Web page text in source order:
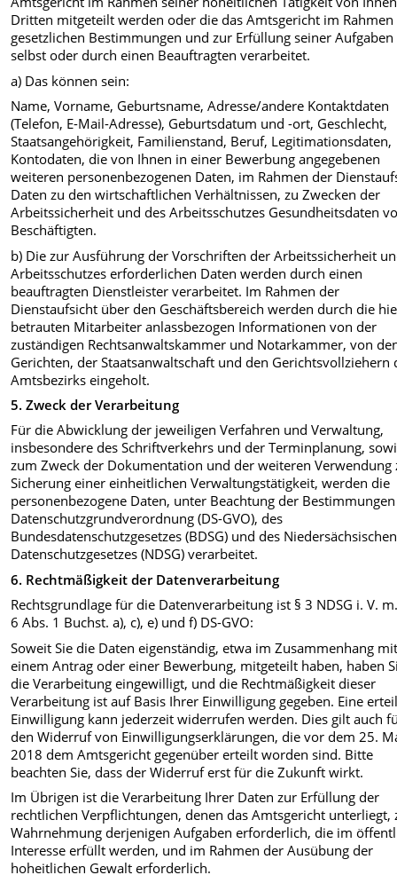
Dritten mitgeteilt werden oder die das Amtsgericht im
gesetzlichen Bestimmungen und zur Erfüllung seiner Aufgaben
selbst oder durch einen Beauftragten verarbeitet.
a) Das können sein:
Name, Vorname, Geburtsname, Adresse/andere Kontaktdaten
(Telefon, E-Mail-Adresse), Geburtsdatum und -ort‚ Geschlecht,
Staatsangehörigkeit, Familienstand, Beruf, Legitimationsdaten,
Kontodaten, die von Ihnen in einer Bewerbung angegebenen
weiteren personenbezogenen Daten, im Rahmen der
Daten zu den wirtschaftlichen Verhältnissen, zu Zwecken der
Arbeitssicherheit und des Arbeitsschutzes Gesundheitsdaten
Beschäftigten.
b) Die zur Ausführung der Vorschriften der Arbeitssicherheit
Arbeitsschutzes erforderlichen Daten werden durch einen
beauftragten Dienstleister verarbeitet. Im Rahmen der
Dienstaufsicht über den Geschäftsbereich werden durch die
betrauten Mitarbeiter anlassbezogen Informationen von der
zuständigen Rechtsanwaltskammer und Notarkammer, von
Gerichten, der Staatsanwaltschaft und den Gerichtsvollziehern
Amtsbezirks eingeholt.
5. Zweck der Verarbeitung
Für die Abwicklung der jeweiligen Verfahren und Verwaltung,
insbesondere des Schriftverkehrs und der Terminplanung,
zum Zweck der Dokumentation und der weiteren Verwendung
Sicherung einer einheitlichen Verwaltungstätigkeit, werden die
personenbezogene Daten, unter Beachtung der Bestimmungen
Datenschutzgrundverordnung (DS-GVO), des
Bundesdatenschutzgesetzes (BDSG) und des Niedersächsischen
Datenschutzgesetzes (NDSG) verarbeitet.
6. Rechtmäßigkeit der Datenverarbeitung
Rechtsgrundlage für die Datenverarbeitung ist § 3 NDSG i. V.
6 Abs. 1 Buchst. a), c), e) und f) DS-GVO:
Soweit Sie die Daten eigenständig, etwa im Zusammenhang
einem Antrag oder einer Bewerbung, mitgeteilt haben, haben
die Verarbeitung eingewilligt, und die Rechtmäßigkeit dieser
Verarbeitung ist auf Basis Ihrer Einwilligung gegeben. Eine
Einwilligung kann jederzeit widerrufen werden. Dies gilt auch
den Widerruf von Einwilligungserklärungen, die vor dem 25.
2018 dem Amtsgericht gegenüber erteilt worden sind. Bitte
beachten Sie, dass der Widerruf erst für die Zukunft wirkt.
Im Übrigen ist die Verarbeitung Ihrer Daten zur Erfüllung der
rechtlichen Verpflichtungen, denen das Amtsgericht unterliegt,
Wahrnehmung derjenigen Aufgaben erforderlich, die im
Interesse erfüllt werden, und im Rahmen der Ausübung der
hoheitlichen Gewalt erforderlich.